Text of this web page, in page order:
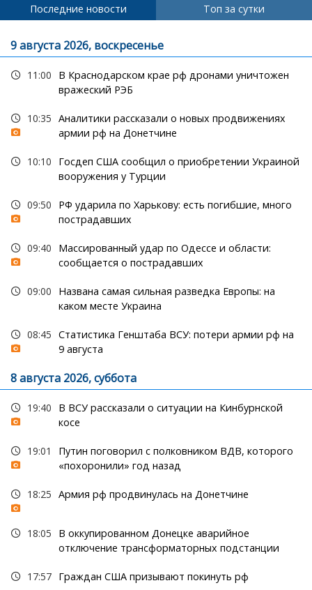
Последние новости Топ за сутки
9 августа 2026, воскресенье
11:00
В Краснодарском крае рф дронами уничтожен
вражеский РЭБ
10:35 Аналитики рассказали о новых продвижениях
армии рф на Донетчине
10:10
Госдеп США сообщил о приобретении Украиной
вооружения у Турции
09:50
РФ ударила по Харькову: есть погибшие, много
пострадавших
09:40
Массированный удар по Одессе и области:
сообщается о пострадавших
09:00
Названа самая сильная разведка Европы: на
каком месте Украина
08:45 Статистика Генштаба ВСУ: потери армии рф на
9 августа
8 августа 2026, суббота
19:40
В ВСУ рассказали о ситуации на Кинбурнской
косе
19:01
Путин поговорил с полковником ВДВ, которого
«похоронили» год назад
18:25 Армия рф продвинулась на Донетчине
18:05
В оккупированном Донецке аварийное
отключение трансформаторных подстанции
17:57 Граждан США призывают покинуть рф